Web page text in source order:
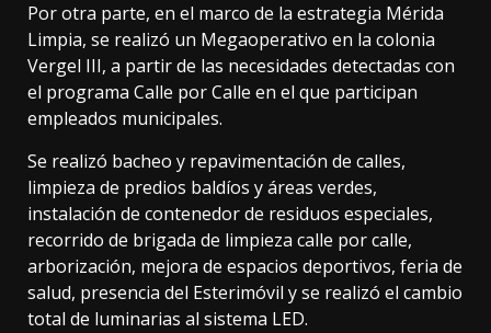
Por otra parte, en el marco de la estrategia Mérida
Limpia, se realizó un Megaoperativo en la colonia
Vergel III, a partir de las necesidades detectadas con
el programa Calle por Calle en el que participan
empleados municipales.
Se realizó bacheo y repavimentación de calles,
limpieza de predios baldíos y áreas verdes,
instalación de contenedor de residuos especiales,
recorrido de brigada de limpieza calle por calle,
arborización, mejora de espacios deportivos, feria de
salud, presencia del Esterimóvil y se realizó el cambio
total de luminarias al sistema LED.